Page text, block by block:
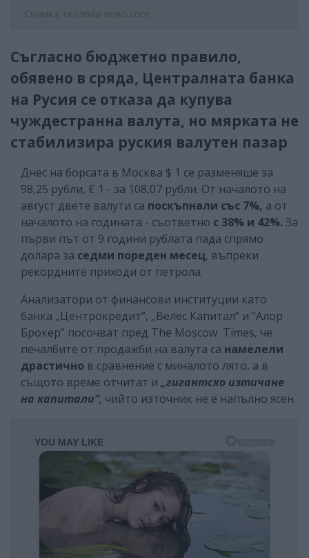
Снимка: oreanda-news.com
Съгласно бюджетно правило,
обявено в сряда, Централната банка
на Русия се отказа да купува
чуждестранна валута, но мярката не
стабилизира руския валутен пазар
Днес на борсата в Москва $ 1 се разменяше за
98,25 рубли, € 1 - за 108,07 рубли. От началото на
август двете валути са поскъпнали със 7%, а от
началото на годината - съответно с 38% и 42%. За
първи път от 9 години рублата пада спрямо
долара за седми пореден месец, въпреки
рекордните приходи от петрола.
Анализатори от финансови институции като
банка „Центрокредит”, „Велес Капитал” и ”Алор
Брокер” посочват пред The Moscow Times, че
печалбите от продажби на валута са намелели
драстично в сравнение с миналото лято, а в
същото време отчитат и „гигантско изтичане
на капитали“, чийто източник не е напълно ясен.